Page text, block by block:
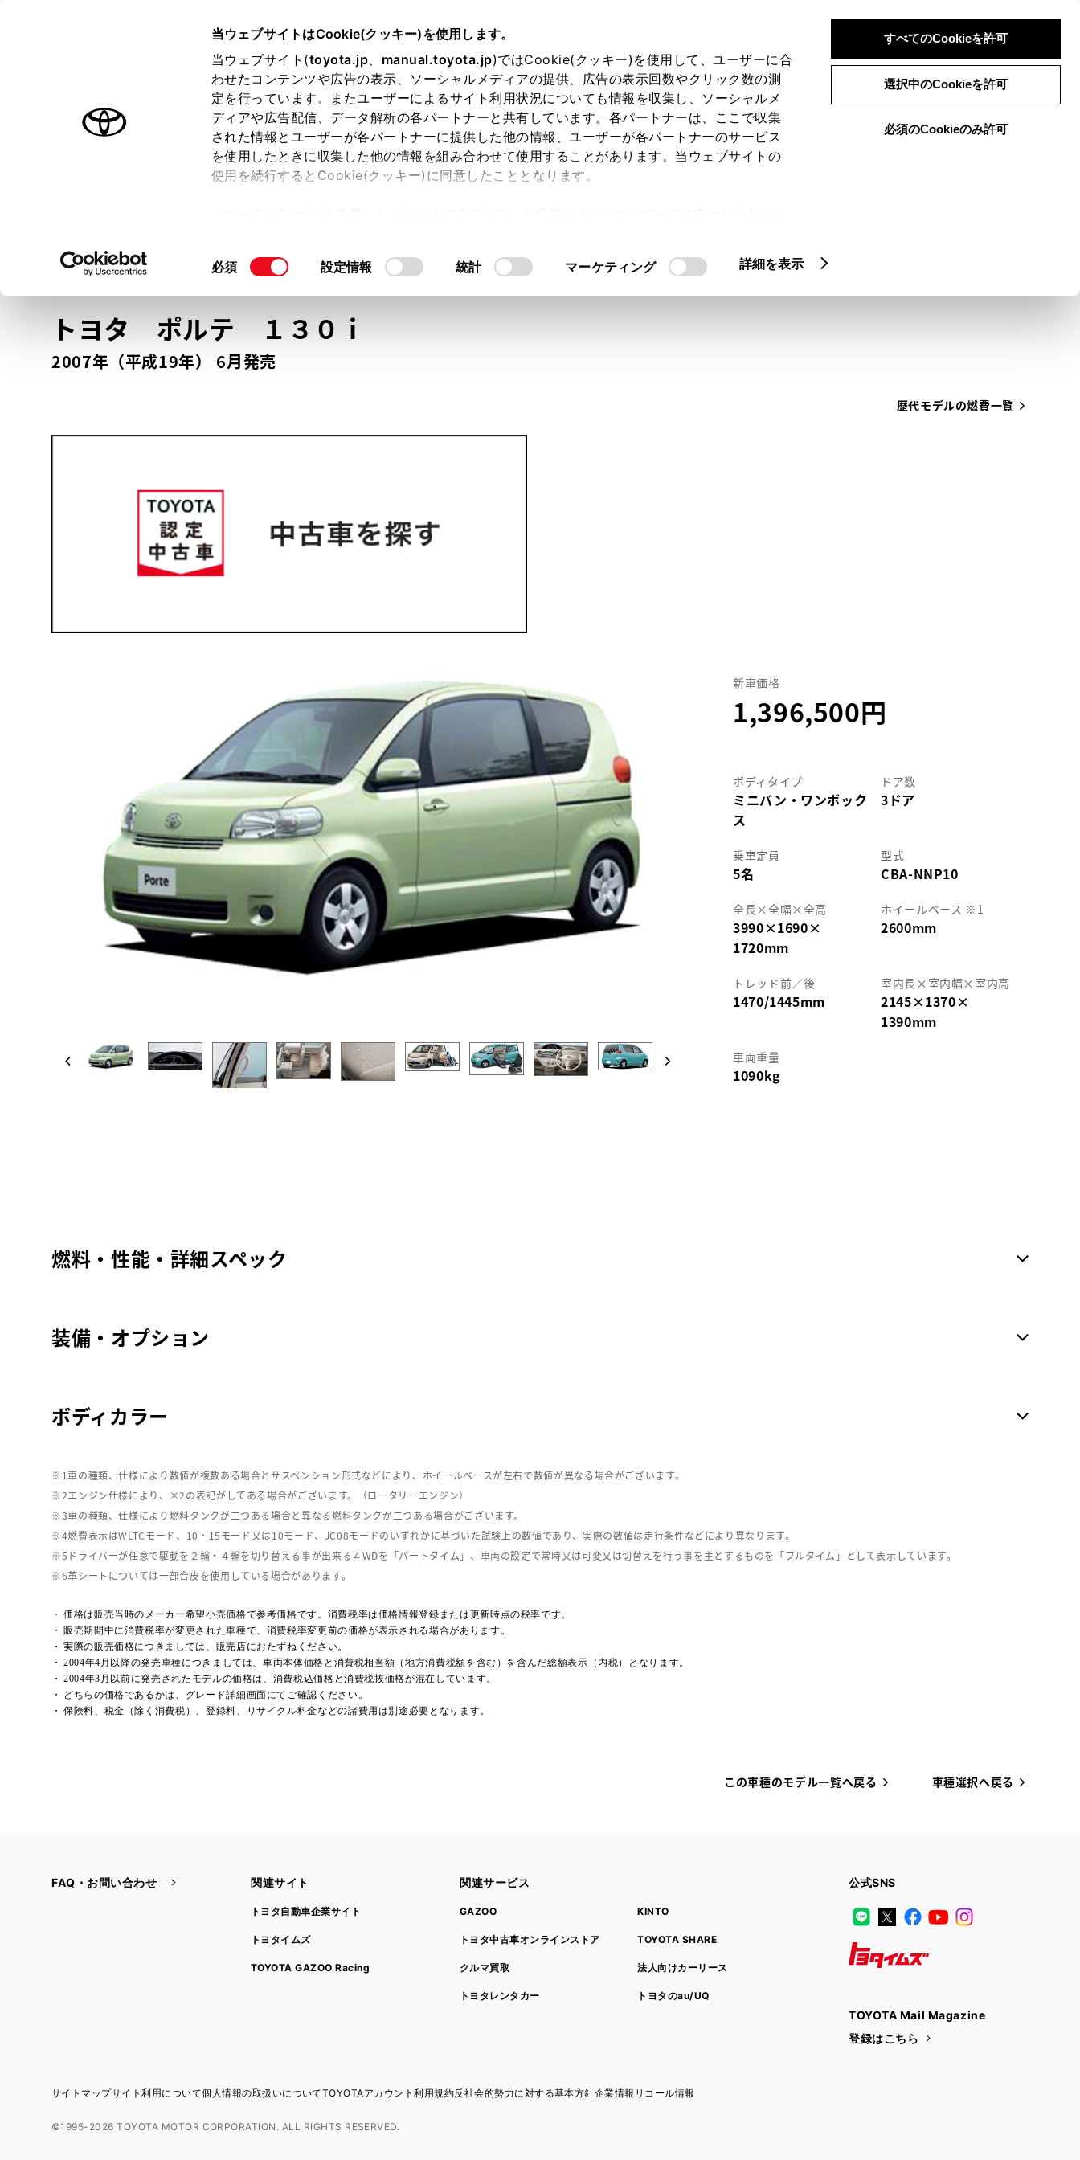
当ウェブサイトはCookie(クッキー)を使用します。
当ウェブサイト(toyota.jp、 manual.toyota.jp)ではCookie(クッキー)を使用して、ユーザーに合
わせたコンテンツや広告の表示、ソーシャルメディアの提供、広告の表示回数やクリック数の測
定を行っています。またユーザーによるサイト利用状況についても情報を収集し、ソーシャルメ
ディアや広告配信、データ解析の各パートナーと共有しています。各パートナーは、ここで収集
された情報とユーザーが各パートナーに提供した他の情報、ユーザーが各パートナーのサービス
を使用したときに収集した他の情報を組み合わせて使用することがあります。当ウェブサイトの
使用を続行するとCookie(クッキー)に同意したこととなります。
て」をご覧ください。
同
選
択
必須 設定情報 統計 マーケティング 詳細を表示
すべてのCookieを許可
選択中のCookieを許可
必須のCookieのみ許可
ログイン 検索 メニュー
オーナーサポート トピックス
トヨタ認定中古車 メニュー
トヨタ認定中古車の魅力 3つの買い方 オンライン購入お気に入り 保存した見積り
の選択 モデル・年式・グレード クルマ情報
トヨタ ポルテ１３０ｉ
2007年（平成19年） 6月発売
歴代モデルの燃費一覧
新車価格
1,396,500
ボディタイプ
ミニバン・ワンボック
ス
ドア数
3ドア
乗車定員
5名
型式
CBA-NNP10
全長×全幅×全高
3990×1690×
1720mm
ホイールベース ※1
2600mm
トレッド前／後
1470/1445mm
室内長× 室内幅× 室内高
2145×1370×
1390mm
車両重量
1090kg
燃料・性能・詳細スペック
装備・オプション
ボディカラー
車の種類、仕様により数値が複数ある場合とサスペンション形式などにより、ホイールベースが左右で数値が異なる場合がございます。
エンジン仕様により、×2の表記がしてある場合がございます。（ロータリーエンジン）
車の種類、仕様により燃料タンクが二つある場合と異なる燃料タンクが二つある場合がございます。
燃費表示はWLTCモード、10・15モード又は10モード、JC08モードのいずれかに基づいた試験上の数値であり、実際の数値は走行条件などにより異なります。
ドライバーが任意で駆動を２輪・４輪を切り替える事が出来る４WDを「パートタイム」、車両の設定で常時又は可変又は切替えを行う事を主とするものを「フルタイム」として表示しています。
革シートについては一部合皮を使用している場合があります。
価格は販売当時のメーカー希望小売価格で参考価格です。消費税率は価格情報登録または更新時点の税率です。
販売期間中に消費税率が変更された車種で、消費税率変更前の価格が表示される場合があります。
実際の販売価格につきましては、販売店におたずねください。
2004年4月以降の発売車種につきましては、車両本体価格と消費税相当額（地方消費税額を含む）を含んだ総額表示（内税）となります。
2004年3月以前に発売されたモデルの価格は、消費税込価格と消費税抜価格が混在しています。
どちらの価格であるかは、グレード詳細画面にてご確認ください。
保険料、税金（除く消費税）、登録料、リサイクル料金などの諸費用は別途必要となります。
この車種のモデル一覧へ戻る 車種選択へ戻る
FAQ・お問い合わせ 関連サイト
トヨタ自動車企業サイト
トヨタイムズ
TOYOTA GAZOO Racing
関連サービス
GAZOO
トヨタ中古車オンラインストア
クルマ買取
トヨタレンタカー
KINTO
TOYOTA SHARE
法人向けカーリース
トヨタのau/UQ
公式SNS
LINE X Facebook
YouTube
TOYOTA Mail Magazine
登録はこちら
サイトマップサイト利用について個人情報の取扱いについてTOYOTAアカウント利用規約反社会的勢力に対する基本方針企業情報 リコール情報
©1995-2026 TOYOTA MOTOR CORPORATION. ALL RIGHTS RESERVED.